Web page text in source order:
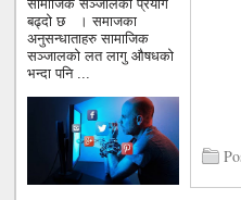
सामाजिक सञ्जालको प्रयोग
बढ्दो छ । समाजका
अनुसन्धाताहरु सामाजिक
सञ्जालको लत लागु औषधको
भन्दा पनि ...